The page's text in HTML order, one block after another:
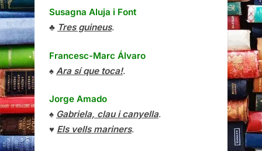
Susagna Aluja i Font
♣ Tres guineus.
Francesc-Marc Álvaro
♠ Ara sí que toca!.
Jorge Amado
♠ Gabriela, clau i canyella.
♥ Els vells mariners.